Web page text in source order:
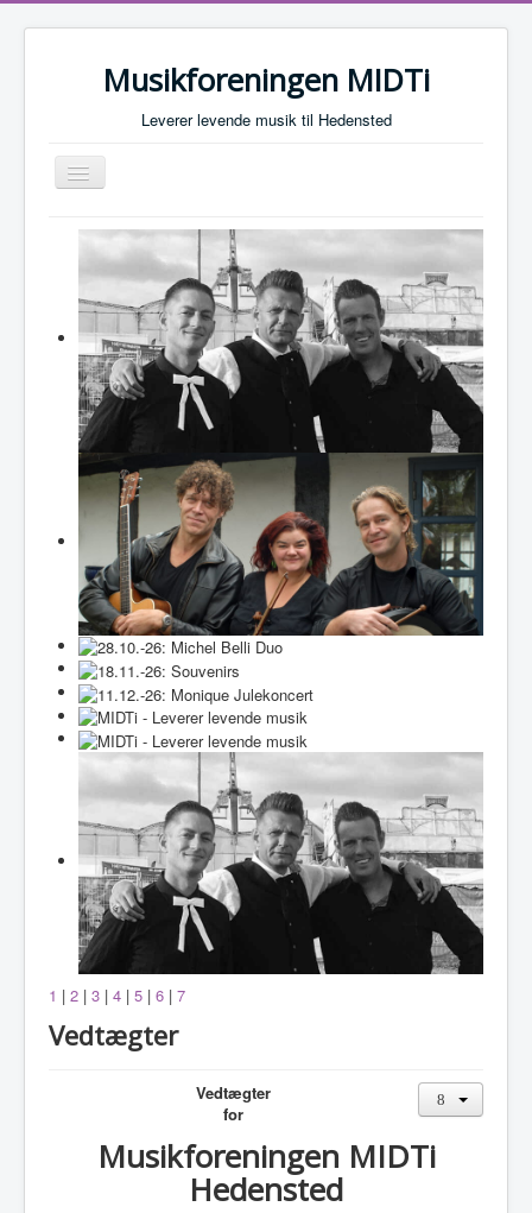
Musikforeningen MIDTi
Leverer levende musik til Hedensted
Skift
navigation
Koncerter
Om MIDTi
Sponsorer
Nyheder
Musiker-info
1 | 2 | 3 | 4 | 5 | 6 | 7
Vedtægter
Vedtægter
for
Musikforeningen MIDTi
Hedensted